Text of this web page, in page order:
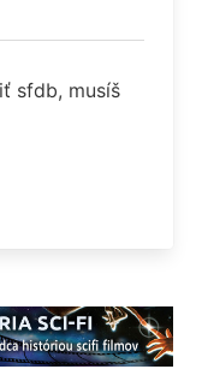
sfdb, musíš